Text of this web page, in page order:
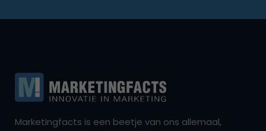
Marketingfacts is een beetje van ons allemaal,